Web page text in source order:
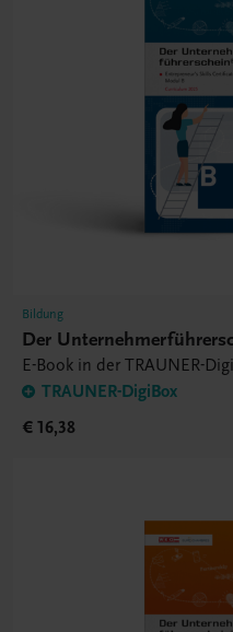
Bildung
Der
E-Book in der TRAUNER-
TRAUNER-DigiBox
€ 16,38